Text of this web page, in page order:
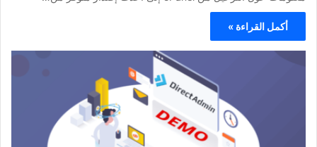
أكمل القراءة »